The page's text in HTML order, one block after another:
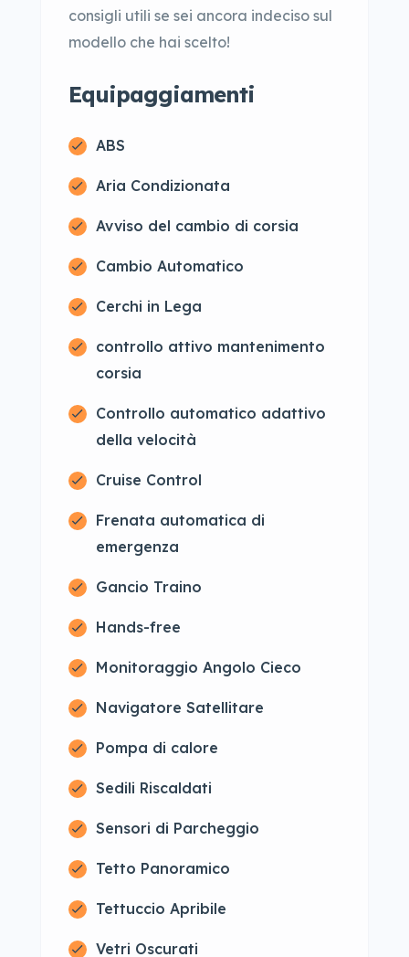
consigli utili se sei ancora indeciso sul
modello che hai scelto!
Equipaggiamenti
ABS
Aria Condizionata
Avviso del cambio di corsia
Cambio Automatico
Cerchi in Lega
controllo attivo mantenimento
corsia
Controllo automatico adattivo
della velocità
Cruise Control
Frenata automatica di
emergenza
Gancio Traino
Hands-free
Monitoraggio Angolo Cieco
Navigatore Satellitare
Pompa di calore
Sedili Riscaldati
Sensori di Parcheggio
Tetto Panoramico
Tettuccio Apribile
Vetri Oscurati